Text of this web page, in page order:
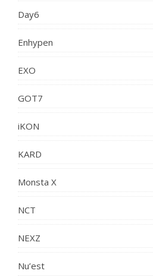
Day6
Enhypen
EXO
GOT7
iKON
KARD
Monsta X
NCT
NEXZ
Nu’est